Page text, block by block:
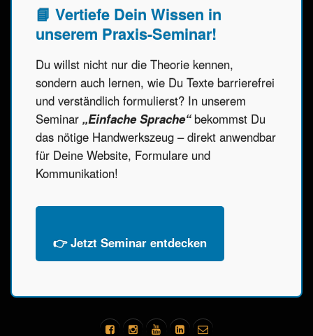
📘 Vertiefe Dein Wissen in
unserem Praxis-Seminar!
Du willst nicht nur die Theorie kennen,
sondern auch lernen, wie Du Texte barrierefrei
und verständlich formulierst? In unserem
Seminar „Einfache Sprache“bekommst Du
das nötige Handwerkszeug – direkt anwendbar
für Deine Website, Formulare und
Kommunikation!
👉 Jetzt Seminar entdecken